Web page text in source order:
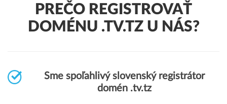
PREČO REGISTROVAŤ
DOMÉNU .TV.TZ U NÁS?
Sme spoľahlivý slovenský registrátor
domén .tv.tz